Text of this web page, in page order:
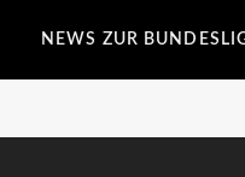
NEWS ZUR